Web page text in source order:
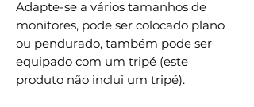
Adapte-se a vários tamanhos de
monitores, pode ser colocado plano
ou pendurado, também pode ser
equipado com um tripé (este
produto não inclui um tripé).